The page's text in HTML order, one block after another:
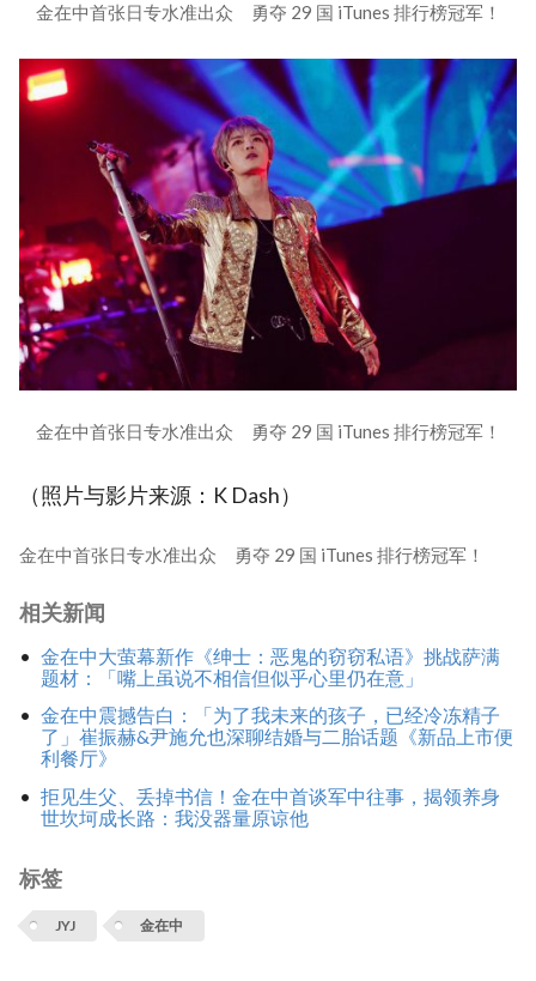
金在中首张日专水准出众 勇夺 29 国 iTunes 排行榜冠军！
金在中首张日专水准出众 勇夺 29 国 iTunes 排行榜冠军！
（照片与影片来源：K Dash）
金在中首张日专水准出众 勇夺 29 国 iTunes 排行榜冠军！
相关新闻
金在中大萤幕新作《绅士：恶鬼的窃窃私语》挑战萨满
题材：「嘴上虽说不相信但似乎心里仍在意」
金在中震撼告白：「为了我未来的孩子，已经冷冻精子
了」崔振赫&尹施允也深聊结婚与二胎话题《新品上市便
利餐厅》
拒见生父、丢掉书信！金在中首谈军中往事，揭领养身
世坎坷成长路：我没器量原谅他
标签
JYJ 金在中